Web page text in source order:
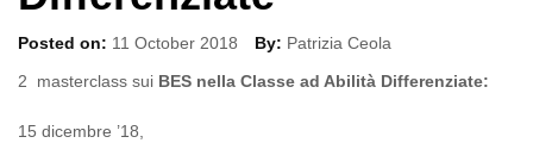
Posted on: 11 October 2018 By: Patrizia Ceola
2 masterclass sui BES nella Classe ad Abilità Differenziate:
15 dicembre ’18,